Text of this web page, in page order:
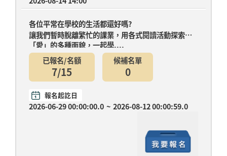
各位平常在學校的生活都還好嗎?
讓我們暫時脫離繁忙的課業，用各式閱讀活動探索
「愛」的多種面貌，一起學....
已報名/名額
7/15
候補名單
0
報名起訖日
2026-06-29 00:00:00.0 ~ 2026-08-12 00:00:59.0